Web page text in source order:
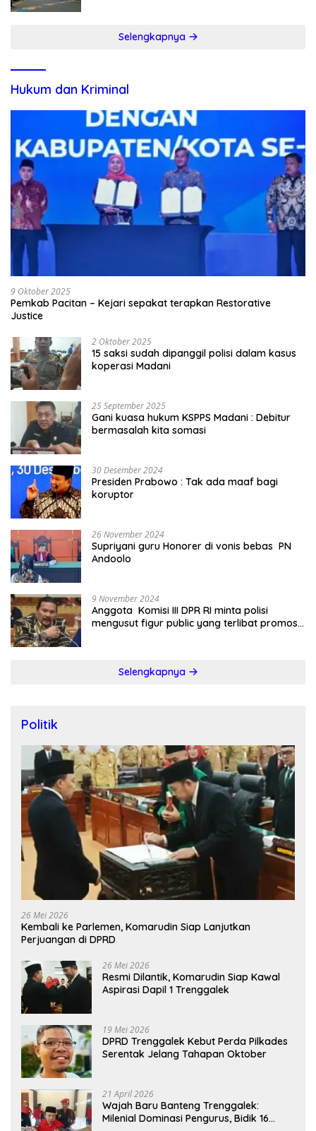
Selengkapnya
Hukum dan Kriminal
9 Oktober 2025
Pemkab Pacitan – Kejari sepakat terapkan Restorative
Justice
2 Oktober 2025
15 saksi sudah dipanggil polisi dalam kasus
koperasi Madani
25 September 2025
Gani kuasa hukum KSPPS Madani : Debitur
bermasalah kita somasi
30 Desember 2024
Presiden Prabowo : Tak ada maaf bagi
koruptor
26 November 2024
Supriyani guru Honorer di vonis bebas PN
Andoolo
9 November 2024
Anggota Komisi III DPR RI minta polisi
mengusut figur public yang terlibat promosi
Selengkapnya
Politik
26 Mei 2026
Kembali ke Parlemen, Komarudin Siap Lanjutkan
Perjuangan di DPRD
26 Mei 2026
Resmi Dilantik, Komarudin Siap Kawal
Aspirasi Dapil 1 Trenggalek
19 Mei 2026
DPRD Trenggalek Kebut Perda Pilkades
Serentak Jelang Tahapan Oktober
21 April 2026
Wajah Baru Banteng Trenggalek:
Milenial Dominasi Pengurus, Bidik 16